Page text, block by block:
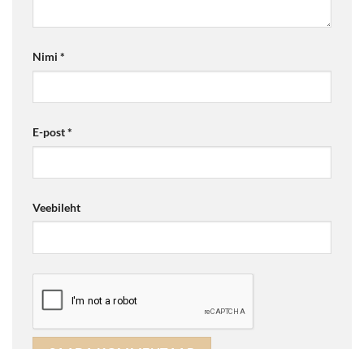
Nimi *
E-post*
Veebileht